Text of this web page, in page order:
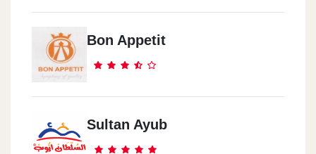
Nasr City
City Star Mall
17 El Marghany St.
Bon Appetit
Sultan Ayub